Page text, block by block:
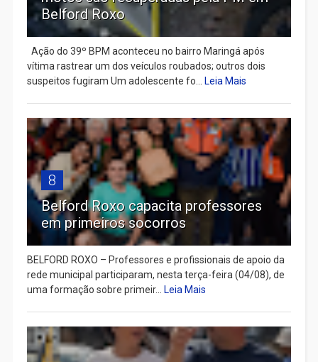
Belford Roxo
Ação do 39º BPM aconteceu no bairro Maringá após
vítima rastrear um dos veículos roubados; outros dois
suspeitos fugiram Um adolescente fo...
Leia Mais
8
Belford Roxo capacita professores
em primeiros socorros
BELFORD ROXO – Professores e profissionais de apoio da
rede municipal participaram, nesta terça-feira (04/08), de
uma formação sobre primeir...
Leia Mais